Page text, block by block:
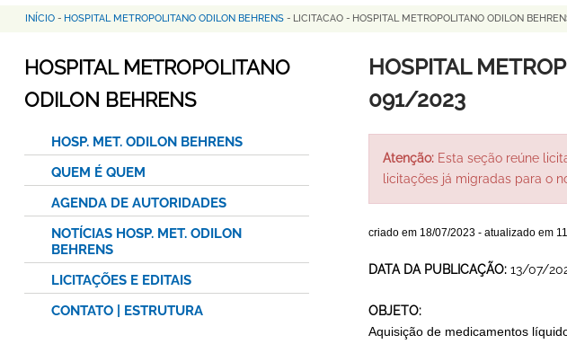
Trilha
de
navegação
INÍCIO - HOSPITAL METROPOLITANO ODILON BEHRENS - LICITACAO - HOSPITAL METROPOLITANO ODILON
HOSPITAL
091/2023
Atenção:Esta seção reúne
licitações já migradas para o
criado em 18/07/2023- atualizado em
DATA DA PUBLICAÇÃO: 13/07/
OBJETO:
Aquisição de medicamentos
HOSPITAL METROPOLITANO
ODILON BEHRENS
HOSP. MET. ODILON BEHRENS
QUEM É QUEM
AGENDA DE AUTORIDADES
NOTÍCIAS HOSP. MET. ODILON
BEHRENS
LICITAÇÕES E EDITAIS
CONTATO | ESTRUTURA